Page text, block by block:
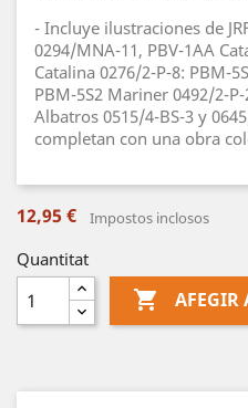
- Incluye ilustraciones de
0294/MNA-11, PBV-1AA
Catalina 0276/2-P-8: PBM-
PBM-5S2 Mariner 0492/2-
Albatros 0515/4-BS-3 y
completan con una obra
12,95 € Impostos inclosos
Quantitat
 AFEGIR